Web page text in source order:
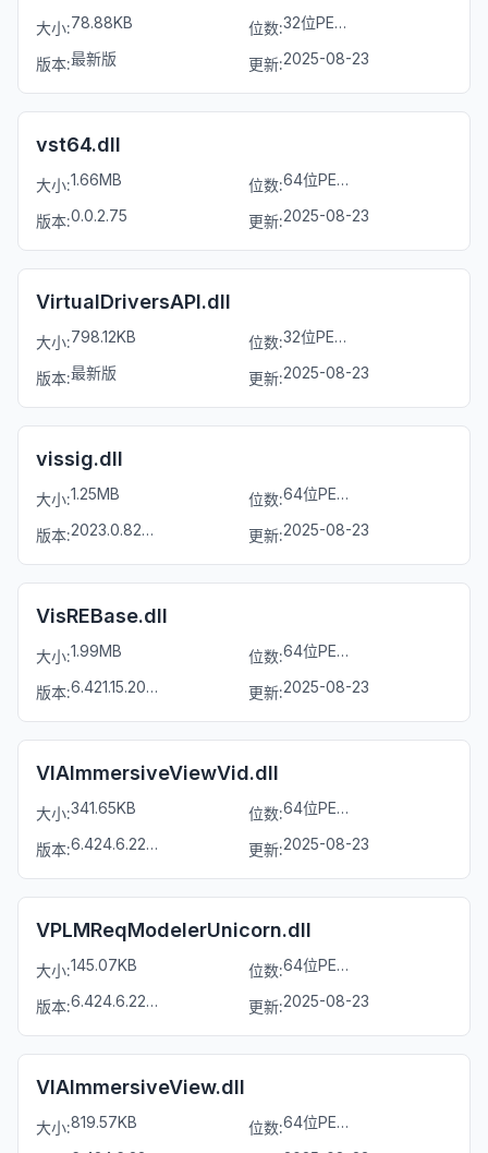
大小:78.88KB 位数: 32位PE文件
版本:最新版 更新:2025-08-23
vst64.dll
大小:1.66MB 位数: 64位PE文件
版本:0.0.2.75 更新:2025-08-23
VirtualDriversAPI.dll
大小:798.12KB 位数: 32位PE文件
版本:最新版 更新:2025-08-23
vissig.dll
大小:1.25MB 位数: 64位PE文件
版本: 2023.0.8294.18319 更新:2025-08-23
VisREBase.dll
大小:1.99MB 位数: 64位PE文件
版本: 6.421.15.20241 更新:2025-08-23
VIAImmersiveViewVid.dll
大小:341.65KB 位数: 64位PE文件
版本: 6.424.6.22162 更新:2025-08-23
VPLMReqModelerUnicorn.dll
大小:145.07KB 位数: 64位PE文件
版本: 6.424.6.22176 更新:2025-08-23
VIAImmersiveView.dll
大小:819.57KB 位数:
64位PE文件